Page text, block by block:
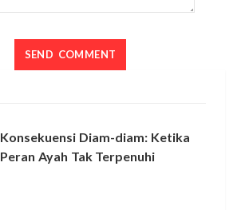
Konsekuensi Diam-diam: Ketika
Peran Ayah Tak Terpenuhi